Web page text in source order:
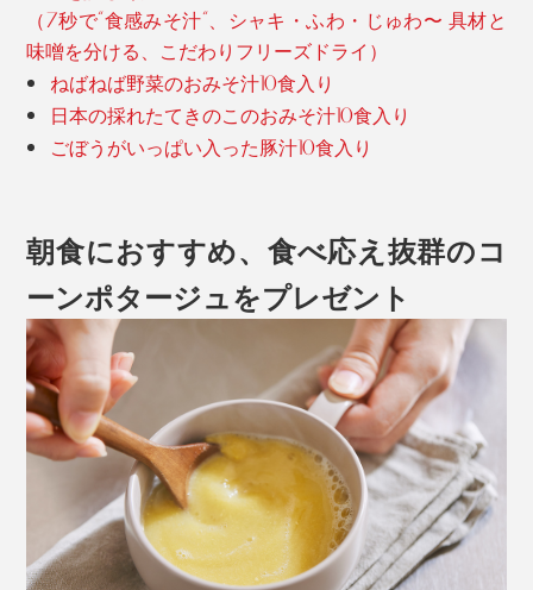
（7秒で“食感みそ汁“、シャキ・ふわ・じゅわ〜 具材と
味噌を分ける、こだわりフリーズドライ）
ねばねば野菜のおみそ汁10食入り
日本の採れたてきのこのおみそ汁10食入り
ごぼうがいっぱい入った豚汁10食入り
朝食におすすめ、食べ応え抜群のコ
ーンポタージュをプレゼント